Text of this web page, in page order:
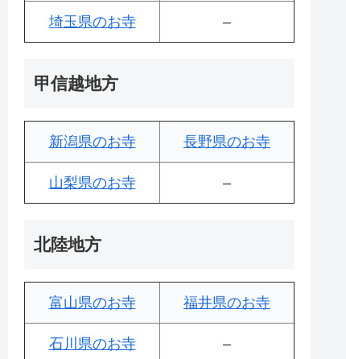
埼玉県のお寺 –
甲信越地方
新潟県のお寺 長野県のお寺
山梨県のお寺 –
北陸地方
富山県のお寺 福井県のお寺
石川県のお寺 –